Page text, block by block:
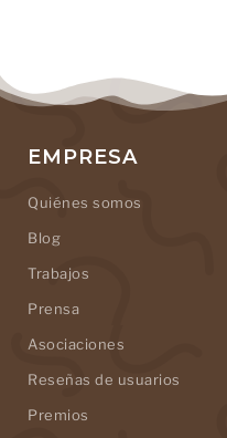
EMPRESA
Quiénes somos
Blog
Trabajos
Prensa
Asociaciones
Reseñas de usuarios
Premios